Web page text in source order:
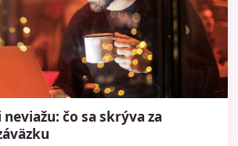
neviažu: čo sa skrýva za